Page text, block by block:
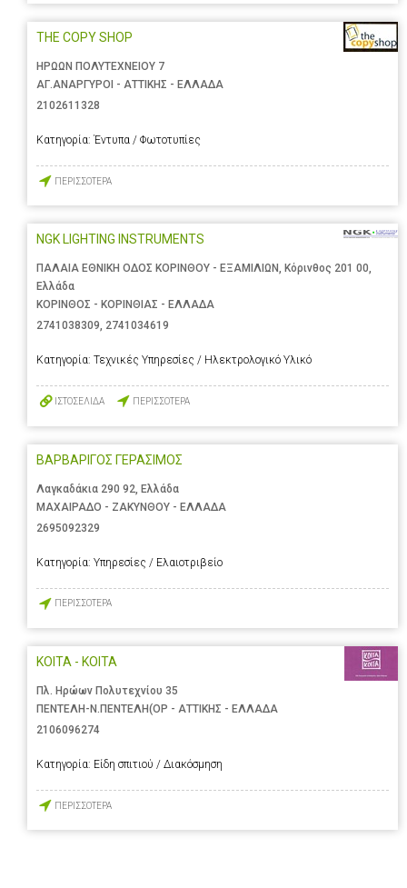
THE COPY SHOP
ΗΡΩΩΝ ΠΟΛΥΤΕΧΝΕΙΟΥ 7
ΑΓ.ΑΝΑΡΓΥΡΟΙ - ΑΤΤΙΚΗΣ - ΕΛΛΑΔΑ
2102611328
Κατηγορία: Έντυπα / Φωτοτυπίες
ΠΕΡΙΣΣΟΤΕΡΑ
NGK LIGHTING INSTRUMENTS
ΠΑΛΑΙΑ ΕΘΝΙΚΗ ΟΔΟΣ ΚΟΡΙΝΘΟΥ - ΕΞΑΜΙΛΙΩΝ, Κόρινθος 201 00,
Ελλάδα
ΚΟΡΙΝΘΟΣ - ΚΟΡΙΝΘΙΑΣ - ΕΛΛΑΔΑ
2741038309, 2741034619
Κατηγορία: Τεχνικές Υπηρεσίες / Ηλεκτρολογικό Υλικό
ΙΣΤΟΣΕΛΙΔΑ ΠΕΡΙΣΣΟΤΕΡΑ
ΒΑΡΒΑΡΙΓΟΣ ΓΕΡΑΣΙΜΟΣ
Λαγκαδάκια 290 92, Ελλάδα
ΜΑΧΑΙΡΑΔΟ - ΖΑΚΥΝΘΟΥ - ΕΛΛΑΔΑ
2695092329
Κατηγορία: Υπηρεσίες / Ελαιοτριβείο
ΠΕΡΙΣΣΟΤΕΡΑ
ΚΟΙΤΑ - ΚΟΙΤΑ
Πλ. Ηρώων Πολυτεχνίου 35
ΠΕΝΤΕΛΗ-Ν.ΠΕΝΤΕΛΗ(ΟΡ - ΑΤΤΙΚΗΣ - ΕΛΛΑΔΑ
2106096274
Κατηγορία: Είδη σπιτιού / Διακόσμηση
ΠΕΡΙΣΣΟΤΕΡΑ